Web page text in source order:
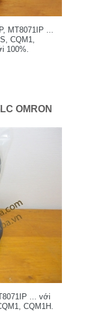
MT8071IP ...
CQM1,
100%.
OMRON
... với
CQM1H.